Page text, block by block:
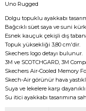
Uno Rugged
Dolgu topuklu ayakkabı
Bağcıklı süet saya ve suni
Esnek kauçuk çekişli dış
Topuk yüksekliği 3,80 cm'dir.
Skechers logo detayı bulunur.
3M ve SCOTCHGARD, 3M
Skechers Air-Cooled Memory
Skech-Air görünür hava
Suya ve lekelere karşı
Su itici ayakkabı tasarımına